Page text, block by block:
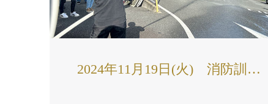
2024年11月19日(火) 消防訓練を実施しました